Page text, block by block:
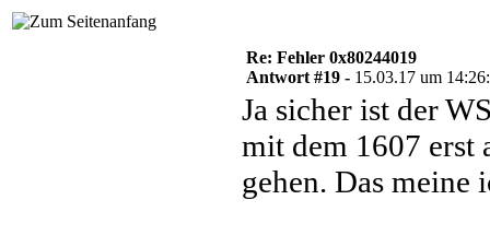
Re: Fehler 0x80244019
Antwort #19 - 15.03.17 um
Ja sicher ist der
mit dem 1607 erst
gehen. Das meine